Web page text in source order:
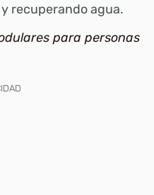
recuperando agua.
para personas